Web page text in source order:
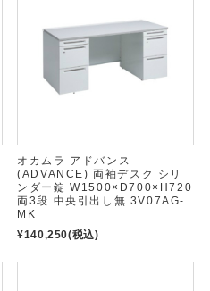
オカムラ アドバンス
(ADVANCE) 両袖デスク シリ
ンダー錠 W1500×D700×H720
両3段 中央引出し無 3V07AG-
MK
¥140,250(税込)